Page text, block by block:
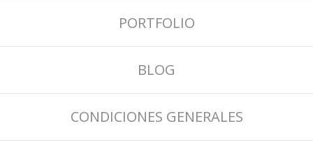
PORTFOLIO
BLOG
CONDICIONES GENERALES